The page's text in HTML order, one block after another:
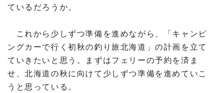
ているだろうか。
これから少しずつ準備を進めながら、「キャンピ
ングカーで行く初秋の釣り旅北海道」の計画を立て
ていきたいと思う。まずはフェリーの予約を済ま
せ、北海道の秋に向けて少しずつ準備を進めていこ
うと思っている。